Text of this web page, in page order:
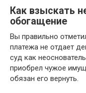
Как взыскать
обогащение
Вы правильно
платежа не отдает
суд как
приобрел чужое
обязан его вернуть.